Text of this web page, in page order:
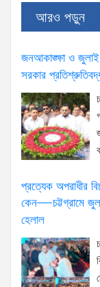
আরও পড়ুন
জনআকাঙ্ক্ষা ও
সরকার
প্রত্যেক অপরাধীর
কেন—চট্টগ্রামে
হেলাল